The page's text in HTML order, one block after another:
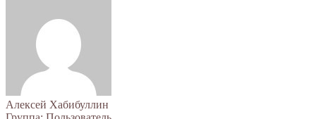
Алексей Хабибуллин